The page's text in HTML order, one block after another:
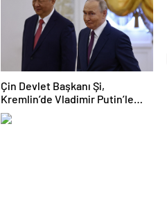
Çin Devlet Başkanı Şi,
Kremlin’de Vladimir Putin’le
görüştü